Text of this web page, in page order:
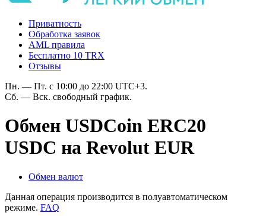
Приватность
Обработка заявок
AML правила
Бесплатно 10 TRX
Отзывы
Пн. — Пт. с 10:00 до 22:00 UTC+3.
Сб. — Вск. свободный график.
Обмен USDCoin ERC20
USDC на Revolut EUR
Обмен валют
Данная операция производится в полуавтоматическом
режиме. FAQ